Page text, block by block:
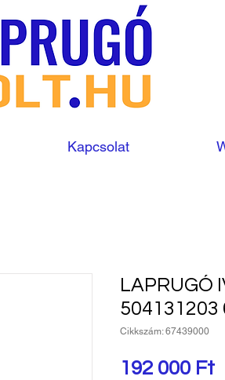
Kapcsolat
LAPRUGÓ
504131203
Cikkszám: 67439000
192 000 FtÁr